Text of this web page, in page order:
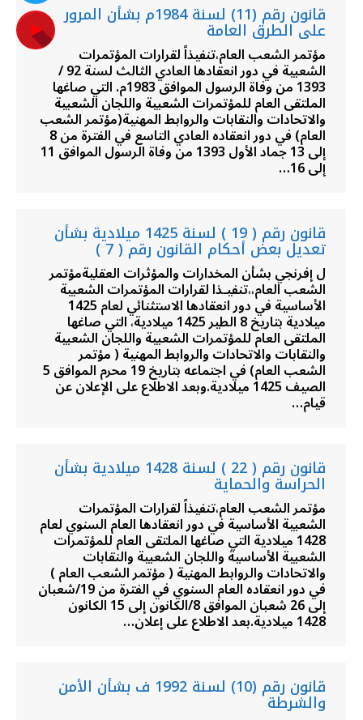
قانون رقم (11) لسنة 1984م بشأن المرور
على الطرق العامة
مؤتمر الشعب العام،تنفيذاً لقرارات المؤتمرات
الشعبية في دور انعقادها العادي الثالث لسنة 92 /
1393 من وفاة الرسول الموافق 1983م. التي صاغها
الملتقى العام للمؤتمرات الشعبية واللجان الشعبية
والاتحادات والنقابات والروابط المهنية(مؤتمر الشعب
العام) في دور انعقاده العادي التاسع في الفترة من 8
إلى 13 جماد الأول 1393 من وفاة الرسول الموافق 11
إلى 16…
قانون رقم ( 19 ) لسنة 1425 ميلادية بشأن
تعديل بعض أحكام القانون رقم ( 7 )
ل إفرنجي بشأن المخدارات والمؤثرات العقليةمؤتمر
الشعب العام،،تنفيـذا لقرارات المؤتمرات الشعبية
الأساسية في دور انعقادها الاستثنائي لعام 1425
ميلادية بتاريخ 8 الطير 1425 ميلادية، التي صاغها
الملتقى العام للمؤتمرات الشعبية واللجان الشعبية
والنقابات والاتحادات والروابط المهنية ( مؤتمر
الشعب العام) في اجتماعه بتاريخ 19 محرم الموافق 5
الصيف 1425 ميلادية.وبعد الاطلاع على الإعلان عن
قيام…
قانون رقم ( 22 ) لسنة 1428 ميلادية بشأن
الحراسة والحماية
مؤتمر الشعب العام،تنفيذاً لقرارات المؤتمرات
الشعبية الأساسية في دور انعقادها العام السنوي لعام
1428 ميلادية التي صاغها الملتقى العام للمؤتمرات
الشعبية الأساسية واللجان الشعبية والنقابات
والاتحادات والروابط المهنية ( مؤتمر الشعب العام )
في دور انعقاده العام السنوي في الفترة من 19/شعبان
إلى 26 شعبان الموافق 8/الكانون إلى 15 الكانون
1428 ميلادية.بعد الاطلاع على إعلان…
قانون رقم (10) لسنة 1992 ف بشأن الأمن
والشرطة